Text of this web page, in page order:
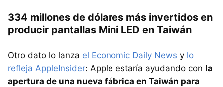
334 millones de dólares más invertidos en
producir pantallas Mini LED en Taiwán
Otro dato lo lanza el Economic Daily News y lo
refleja AppleInsider: Apple estaría ayudando con la
apertura de una nueva fábrica en Taiwán para